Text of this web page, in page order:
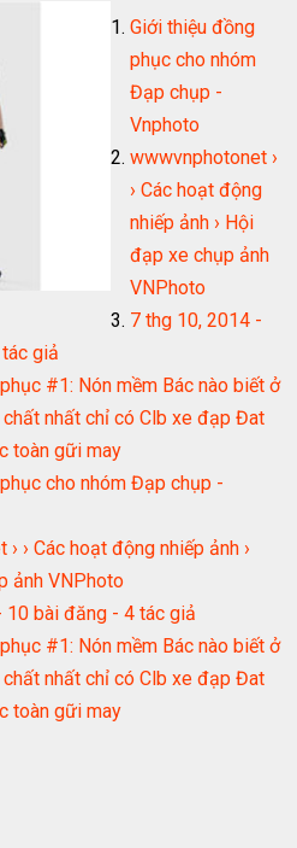
Giới thiệu đồng
phục cho nhóm
Đạp chụp -
Vnphoto
wwwvnphotonet ›
› Các hoạt động
nhiếp ảnh › Hội
đạp xe chụp ảnh
VNPhoto
7 thg 10, 2014 -
giả
#1: Nón mềm Bác nào biết ở
chất nhất chỉ có Clb xe đạp Đat
toàn gữi may
cho nhóm Đạp chụp -
› Các hoạt động nhiếp ảnh ›
ảnh VNPhoto
10 bài đăng - ‎4 tác giả
#1: Nón mềm Bác nào biết ở
chất nhất chỉ có Clb xe đạp Đat
toàn gữi may